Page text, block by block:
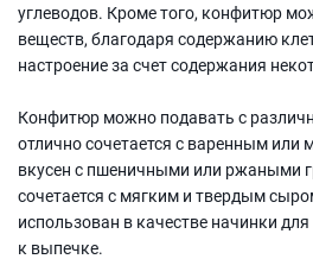
углеводов. Кроме того, конфитюр
веществ, благодаря содержанию
настроение за счет содержания
Конфитюр можно подавать с
отлично сочетается с варенным
вкусен с пшеничными или ржаными
сочетается с мягким и твердым
использован в качестве начинки
к выпечке.